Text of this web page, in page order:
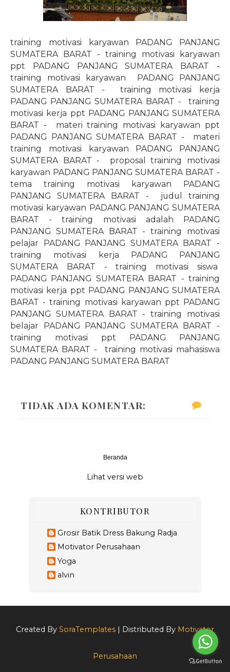
training motivasi karyawan PADANG PANJANG
SUMATERA BARAT - training motivasi karyawan
ppt PADANG PANJANG SUMATERA BARAT -
training motivasi karyawan
PADANG PANJANG
SUMATERA BARAT -
training motivasi kerja
PADANG PANJANG SUMATERA BARAT -
training
motivasi kerja ppt PADANG PANJANG SUMATERA
BARAT -
materi training motivasi karyawan ppt
PADANG PANJANG SUMATERA BARAT -
materi
training motivasi karyawan PADANG PANJANG
SUMATERA BARAT -
proposal training motivasi
karyawan PADANG PANJANG SUMATERA BARAT -
tema training motivasi karyawan PADANG
PANJANG SUMATERA BARAT -
judul training
motivasi karyawan PADANG PANJANG SUMATERA
BARAT - training motivasi adalah PADANG
PANJANG SUMATERA BARAT - training motivasi
pelajar PADANG PANJANG SUMATERA BARAT -
training motivasi kerja PADANG PANJANG
SUMATERA BARAT - training motivasi siswa
PADANG PANJANG SUMATERA BARAT - training
motivasi kerja ppt PADANG PANJANG SUMATERA
BARAT - training motivasi karyawan ppt PADANG
PANJANG SUMATERA BARAT - training motivasi
belajar PADANG PANJANG SUMATERA BARAT -
training motivasi ppt PADANG PANJANG
SUMATERA BARAT -
training motivasi mahasiswa
PADANG PANJANG SUMATERA BARAT
TIDAK ADA KOMENTAR:
Beranda
Lihat versi web
KONTRIBUTOR
Grosir Batik Dress Bakung Radja
Motivator Perusahaan
Yoga
alvin
Created By SoraTemplates | Distributed By Motivator
Perusahaan